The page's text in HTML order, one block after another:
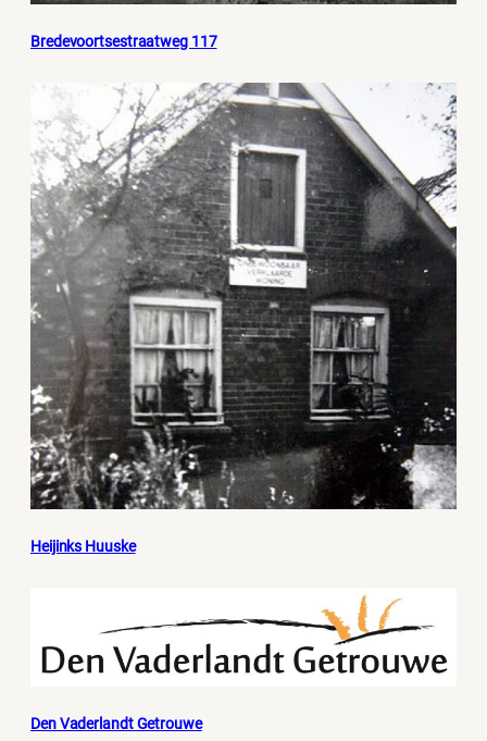
Bredevoortsestraatweg 117
Heijinks Huuske
Den Vaderlandt Getrouwe